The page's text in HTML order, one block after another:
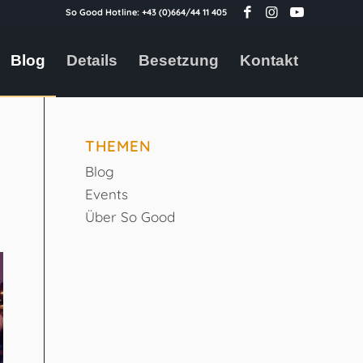
So Good Hotline: +43 (0)664/44 11 405
Blog Details Besetzung Kontakt
THEMEN
Blog
Events
Über So Good